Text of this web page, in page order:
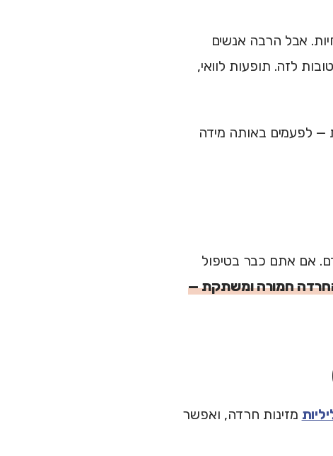
אבל הרבה אנשים
לזה. תופעות לוואי,
לפעמים באותה מידה
אם אתם כבר בטיפול
חמורה ומשתקת —
מזינות חרדה, ואפשר